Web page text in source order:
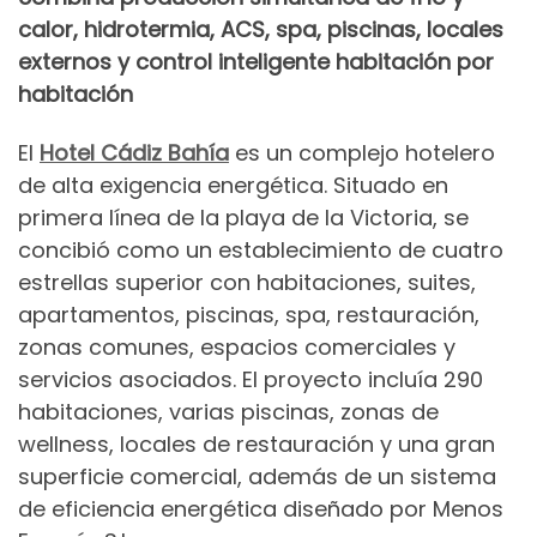
calor, hidrotermia, ACS, spa, piscinas, locales
externos y control inteligente habitación por
habitación
El Hotel Cádiz Bahía es un complejo hotelero
de alta exigencia energética. Situado en
primera línea de la playa de la Victoria, se
concibió como un establecimiento de cuatro
estrellas superior con habitaciones, suites,
apartamentos, piscinas, spa, restauración,
zonas comunes, espacios comerciales y
servicios asociados. El proyecto incluía 290
habitaciones, varias piscinas, zonas de
wellness, locales de restauración y una gran
superficie comercial, además de un sistema
de eficiencia energética diseñado por Menos